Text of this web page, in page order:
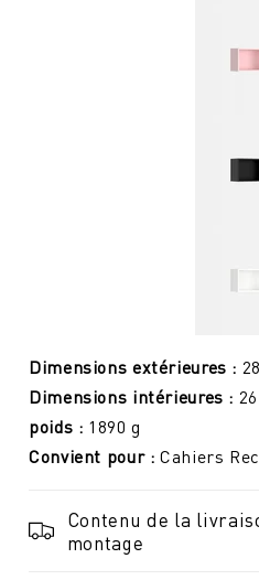
Dimensions extérieures :
Dimensions intérieures :
poids : 1890 g
Convient pour : Cahiers
Contenu de la
montage